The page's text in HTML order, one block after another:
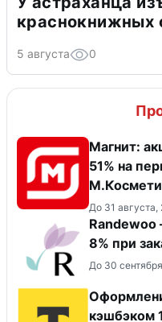
краснокнижных
5 августа 0
Магнит:
51% на
До 31 августа,
Randewoo
8% при
До 30
кэшбэком